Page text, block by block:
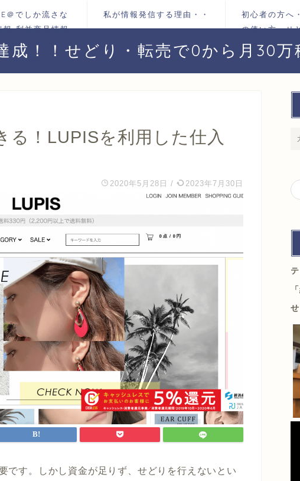
＠でしか流さな
報 利益商品情報
す！無料グルー
のご案内
私が情報発信する理由・・
初心者の方へ
の使い方・せ
れ
成！！せどり・転売で0から月30
る！LUPISを利用した仕入
2020年5月28日 / 2023年7月30日
です。しかし資金が足りず、せどりを行えないとい